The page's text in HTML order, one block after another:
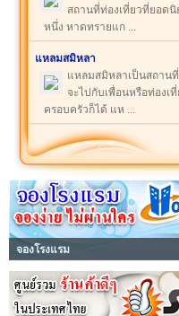
สถานที่ท่องเที่ยวที่ยอด
หนึ่ง หาดทรายแก ...
แหลมสมิหลา
แหลมสมิหลาเป็นสถาน
จะไปกับเพื่อนหรือท่องเ
ครอบครัวก็ได้ แห ...
จองโรงแรม